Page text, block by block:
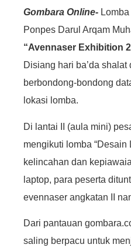
Gombara Online-
Ponpes Darul Arqam
“Avennaser Exhibition
Disiang hari ba’da
berbondong-bondong
lokasi lomba.
Di lantai II (aula mini)
mengikuti lomba “Desain
kelincahan dan
laptop, para peserta
evennaser angkatan II
Dari pantauan
saling berpacu untuk